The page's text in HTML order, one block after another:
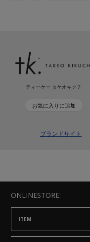
ティーケー タケオキクチ
お気に入りに追加
ブランドサイト
ONLINESTORE:
ITEM